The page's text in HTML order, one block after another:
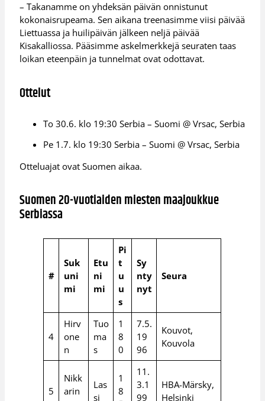
– Takanamme on yhdeksän päivän onnistunut
kokonaisrupeama. Sen aikana treenasimme viisi päivää
Liettuassa ja huilipäivän jälkeen neljä päivää
Kisakalliossa. Pääsimme askelmerkkejä seuraten taas
loikan eteenpäin ja tunnelmat ovat odottavat.
Ottelut
To 30.6. klo 19:30 Serbia – Suomi @ Vrsac, Serbia
Pe 1.7. klo 19:30 Serbia – Suomi @ Vrsac, Serbia
Otteluajat ovat Suomen aikaa.
Suomen 20-vuotiaiden miesten maajoukkue
Serbiassa
#
Suk
uni
mi
Etu
ni
mi
Pi
t
u
u
s
Sy
nty
nyt
Seura
4
Hirv
one
n
Tuo
ma
s
1
8
0
7.5.
19
96
Kouvot,
Kouvola
5
Nikk
arin
Las
si
1
8
11.
3.1
99
HBA-Märsky,
Helsinki